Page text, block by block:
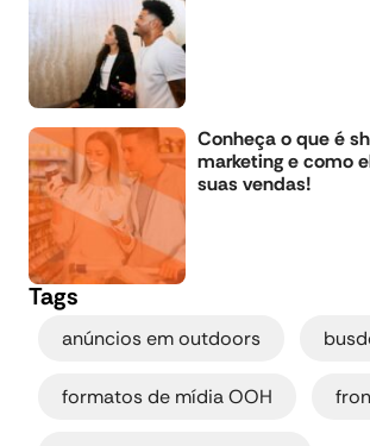
Conheça o que é
marketing e como
suas vendas!
Tags
anúncios em outdoors
formatos de mídia OOH